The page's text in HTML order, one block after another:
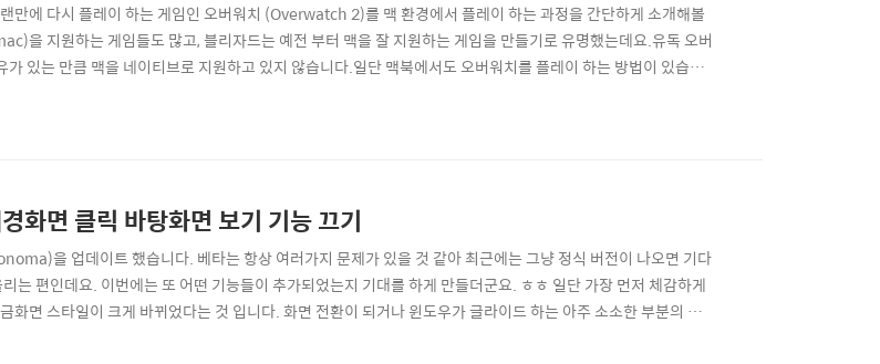
만에 다시 플레이 하는 게임인 오버워치 (Overwatch 2)를 맥 환경에서 플레이 하는 과정을 간단하게 소개해볼
을 지원하는 게임들도 많고, 블리자드는 예전 부터 맥을 잘 지원하는 게임을 만들기로 유명했는데요.유독 오버
가 있는 만큼 맥을 네이티브로 지원하고 있지 않습니다.일단 맥북에서도 오버워치를 플레이 하는 방법이 있습니
어를 사용할 수 있는 패러렐즈 데스크탑(Parallels Desktop)을 이용하면 되죠.아쉽게도 무료 소프트웨어는 아
화면 클릭 바탕화면 보기 기능 끄기
을 업데이트 했습니다. 베타는 항상 여러가지 문제가 있을 것 같아 최근에는 그냥 정식 버전이 나오면 기다
는 편인데요. 이번에는 또 어떤 기능들이 추가되었는지 기대를 하게 만들더군요. ㅎㅎ 일단 가장 먼저 체감하게
화면 스타일이 크게 바뀌었다는 것 입니다. 화면 전환이 되거나 윈도우가 글라이드 하는 아주 소소한 부분의 애니
으로 변한 것 같네요. 부가적으로 한영 전환을 할 때 파란 인스턴트 툴팁이 떠서 한글인지 영문입력인지 알려주는